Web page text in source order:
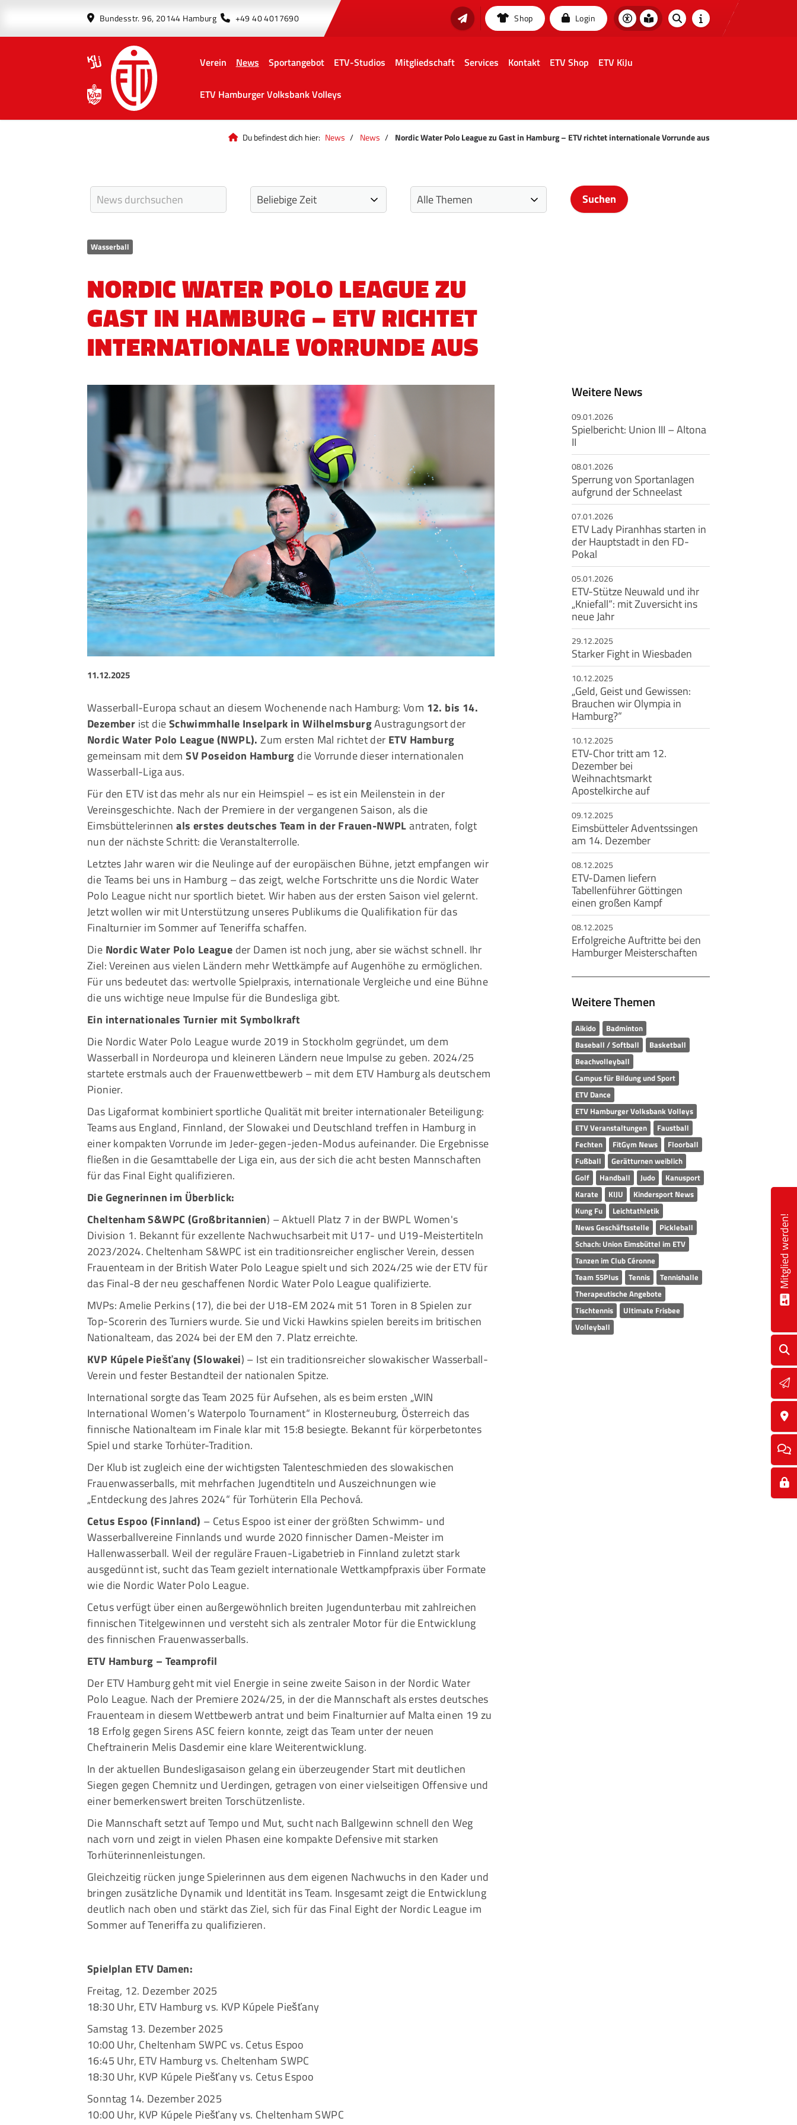
Bundesstr. 96, 20144 Hamburg +49 40 4017690 Shop Login
Verein News Sportangebot ETV-Studios Mitgliedschaft Services Kontakt ETV Shop ETV KiJu
ETV Hamburger Volksbank Volleys
Du befindest dich hier: News News Nordic Water Polo League zu Gast in Hamburg – ETV richtet internationale Vorrunde aus
Wasserball
NORDIC WATER POLO LEAGUE ZU
GAST IN HAMBURG – ETV RICHTET
INTERNATIONALE VORRUNDE AUS
11.12.2025
Wasserball-Europa schaut an diesem Wochenende nach Hamburg: Vom 12. bis 14.
Dezember ist dieSchwimmhalle Inselpark in WilhelmsburgAustragungsort der
Nordic Water Polo League (NWPL). Zum ersten Mal richtet der ETV Hamburg
gemeinsam mit demSV Poseidon Hamburg die Vorrunde dieser internationalen
Wasserball-Liga aus.
Für den ETV ist das mehr als nur ein Heimspiel – es ist ein Meilenstein in der
Vereinsgeschichte. Nach der Premiere in der vergangenen Saison, als die
Eimsbüttelerinnenals erstes deutsches Team in der Frauen-NWPLantraten, folgt
nun der nächste Schritt: die Veranstalterrolle.
Letztes Jahr waren wir die Neulinge auf der europäischen Bühne, jetzt empfangen wir
die Teams bei uns in Hamburg – das zeigt, welche Fortschritte uns die Nordic Water
Polo League nicht nur sportlich bietet. Wir haben aus der ersten Saison viel gelernt.
Jetzt wollen wir mit Unterstützung unseres Publikums die Qualifikation für das
Finalturnier im Sommer auf Teneriffa schaffen.
Die Nordic Water Polo League der Damen ist noch jung, aber sie wächst schnell. Ihr
Ziel: Vereinen aus vielen Ländern mehr Wettkämpfe auf Augenhöhe zu ermöglichen.
Für uns bedeutet das: wertvolle Spielpraxis, internationale Vergleiche und eine Bühne
die uns wichtige neue Impulse für die Bundesliga gibt.
Ein internationales Turnier mit Symbolkraft
Die Nordic Water Polo League wurde 2019 in Stockholm gegründet, um dem
Wasserball in Nordeuropa und kleineren Ländern neue Impulse zu geben. 2024/25
startete erstmals auch der Frauenwettbewerb – mit dem ETV Hamburg als deutschem
Pionier.
Das Ligaformat kombiniert sportliche Qualität mit breiter internationaler Beteiligung:
Teams aus England, Finnland, der Slowakei und Deutschland treffen in Hamburg in
einer kompakten Vorrunde im Jeder-gegen-jeden-Modus aufeinander. Die Ergebnisse
fließen in die Gesamttabelle der Liga ein, aus der sich die acht besten Mannschaften
für das Final Eight qualifizieren.
Die Gegnerinnen im Überblick:
Cheltenham S&WPC (Großbritannien) – Aktuell Platz 7 in der BWPL Women's
Division 1. Bekannt für exzellente Nachwuchsarbeit mit U17- und U19-Meistertiteln
2023/2024. Cheltenham S&WPC ist ein traditionsreicher englischer Verein, dessen
Frauenteam in der British Water Polo League spielt und sich 2024/25 wie der ETV für
das Final-8 der neu geschaffenen Nordic Water Polo League qualifizierte.
MVPs: Amelie Perkins (17), die bei der U18-EM 2024 mit 51 Toren in 8 Spielen zur
Top-Scorerin des Turniers wurde. Sie und Vicki Hawkins spielen bereits im britischen
Nationalteam, das 2024 bei der EM den 7. Platz erreichte.
KVP Kúpele Piešťany(Slowakei) – Ist ein traditionsreicher slowakischer Wasserball-
Verein und fester Bestandteil der nationalen Spitze.
International sorgte das Team 2025 für Aufsehen, als es beim ersten „WIN
International Women’s Waterpolo Tournament“ in Klosterneuburg, Österreich das
finnische Nationalteam im Finale klar mit 15:8 besiegte. Bekannt für körperbetontes
Spiel und starke Torhüter-Tradition.
Der Klub ist zugleich eine der wichtigsten Talenteschmieden des slowakischen
Frauenwasserballs, mit mehrfachen Jugendtiteln und Auszeichnungen wie
„Entdeckung des Jahres 2024“ für Torhüterin Ella Pechová.
Cetus Espoo (Finnland) – Cetus Espoo ist einer der größten Schwimm- und
Wasserballvereine Finnlands und wurde 2020 finnischer Damen-Meister im
Hallenwasserball. Weil der reguläre Frauen-Ligabetrieb in Finnland zuletzt stark
ausgedünnt ist, sucht das Team gezielt internationale Wettkampfpraxis über Formate
wie die Nordic Water Polo League.
Cetus verfügt über einen außergewöhnlich breiten Jugendunterbau mit zahlreichen
finnischen Titelgewinnen und versteht sich als zentraler Motor für die Entwicklung
des finnischen Frauenwasserballs.
ETV Hamburg – Teamprofil
Der ETV Hamburg geht mit viel Energie in seine zweite Saison in der Nordic Water
Polo League. Nach der Premiere 2024/25, in der die Mannschaft als erstes deutsches
Frauenteam in diesem Wettbewerb antrat und beim Finalturnier auf Malta einen 19 zu
18 Erfolg gegen Sirens ASC feiern konnte, zeigt das Team unter der neuen
Cheftrainerin Melis Dasdemir eine klare Weiterentwicklung.
In der aktuellen Bundesligasaison gelang ein überzeugender Start mit deutlichen
Siegen gegen Chemnitz und Uerdingen, getragen von einer vielseitigen Offensive und
einer bemerkenswert breiten Torschützenliste.
Die Mannschaft setzt auf Tempo und Mut, sucht nach Ballgewinn schnell den Weg
nach vorn und zeigt in vielen Phasen eine kompakte Defensive mit starken
Torhüterinnenleistungen.
Gleichzeitig rücken junge Spielerinnen aus dem eigenen Nachwuchs in den Kader und
bringen zusätzliche Dynamik und Identität ins Team. Insgesamt zeigt die Entwicklung
deutlich nach oben und stärkt das Ziel, sich für das Final Eight der Nordic League im
Sommer auf Teneriffa zu qualifizieren.
Spielplan ETV Damen:
Freitag, 12. Dezember 2025
18:30 Uhr, ETV Hamburg vs. KVP Kúpele Piešťany
Samstag 13. Dezember 2025
10:00 Uhr, Cheltenham SWPC vs. Cetus Espoo
16:45 Uhr, ETV Hamburg vs. Cheltenham SWPC
18:30 Uhr, KVP Kúpele Piešťany vs. Cetus Espoo
Sonntag 14. Dezember 2025
10:00 Uhr, KVP Kúpele Piešťany vs. Cheltenham SWPC
Weitere News
09.01.2026
Spielbericht: Union III – Altona
II
08.01.2026
Sperrung von Sportanlagen
aufgrund der Schneelast
07.01.2026
ETV Lady Piranhhas starten in
der Hauptstadt in den FD-
Pokal
05.01.2026
ETV-Stütze Neuwald und ihr
„Kniefall“: mit Zuversicht ins
neue Jahr
29.12.2025
Starker Fight in Wiesbaden
10.12.2025
„Geld, Geist und Gewissen:
Brauchen wir Olympia in
Hamburg?“
10.12.2025
ETV-Chor tritt am 12.
Dezember bei
Weihnachtsmarkt
Apostelkirche auf
09.12.2025
Eimsbütteler Adventssingen
am 14. Dezember
08.12.2025
ETV-Damen liefern
Tabellenführer Göttingen
einen großen Kampf
08.12.2025
Erfolgreiche Auftritte bei den
Hamburger Meisterschaften
Weitere Themen
Aikido
Badminton
Baseball / Softball
Basketball
Beachvolleyball
Campus für Bildung und Sport
ETV Dance
ETV Hamburger Volksbank Volleys
ETV Veranstaltungen
Faustball
Fechten
FitGym News
Floorball
Fußball
Gerätturnen weiblich
Golf
Handball Judo
Kanusport
Karate
KIJU
Kindersport News
Kung Fu
Leichtathletik
News Geschäftsstelle
Pickleball
Schach: Union Eimsbüttel im ETV
Tanzen im Club Céronne
Team 55Plus
Tennis
Tennishalle
Therapeutische Angebote
Tischtennis
Ultimate Frisbee
Volleyball
Mitglied werden!
QUICKLINKS
Sportangebote finden
Unser Sportangebot
Sportsuche
Ausfälle und Vertretungen
Deutsches Sportabzeichen
Mitglieder-Service
Alles zur Mitgliedschaft
Downloads
Termine
Fragen & Antworten
Geschäftsstelle
Eimsbütteler Turnverband e. V.
Bundesstr. 96
20144 Hamburg
+49 40 4017690
info@etv-hamburg.de